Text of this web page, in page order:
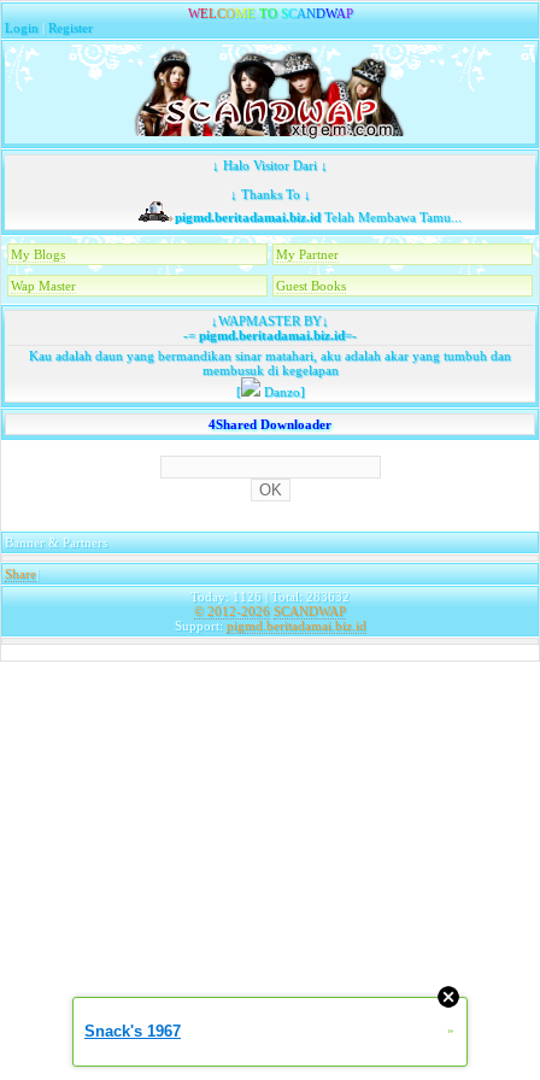
WELCOME TO SCANDWAP
Login |Register
↓ Halo Visitor Dari ↓
↓ Thanks To ↓
pigmd.beritadamai.biz.idTelah Membawa Tamu...
My Blogs My Partner
Wap Master Guest Books
↓WAPMASTER BY↓
-=pigmd.beritadamai.biz.id=-
Kau adalah daun yang bermandikan sinar matahari, aku adalah akar yang tumbuh dan
membusuk di kegelapan
[
Danzo]
4Shared Downloader
Banner & Partners
Share|
Today: 1126 | Total: 283632
© 2012-2026 SCANDWAP
Support: pigmd.beritadamai.biz.id
Snack's 1967 »